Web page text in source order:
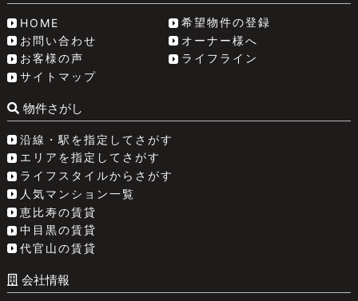
HOME
希望物件の登録
お問い合わせ
オーナー様へ
お客様の声
ライフライン
サイトマップ
物件さがし
沿線・駅を指定してさがす
エリアを指定してさがす
ライフスタイルからさがす
人気マンション一覧
恵比寿の賃貸
中目黒の賃貸
代官山の賃貸
会社情報